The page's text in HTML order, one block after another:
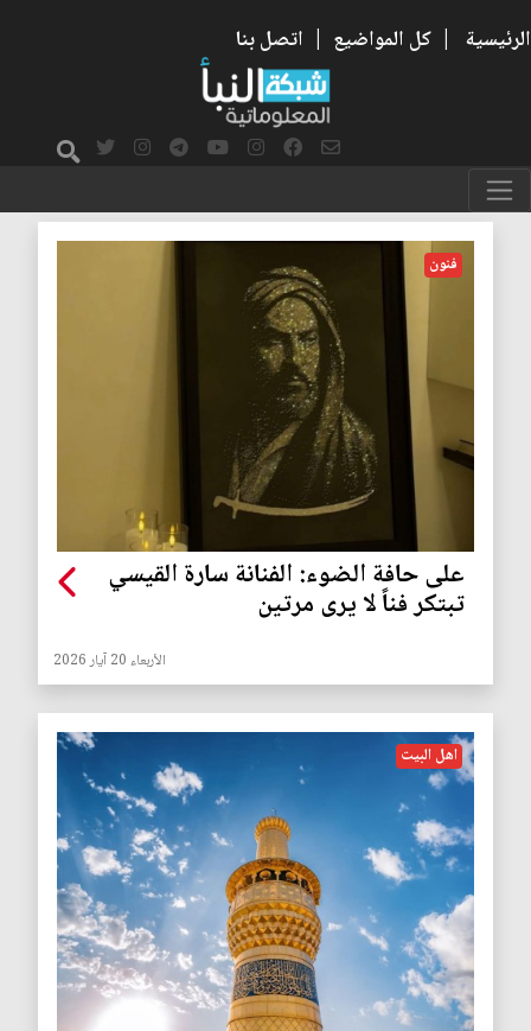
الرئيسية | كل المواضيع | اتصل بنا
الضوء
فنون
على حافة الضوء: الفنانة سارة القيسي
تبتكر فناً لا يرى مرتين
الأربعاء 20 آيار 2026
اهل البيت